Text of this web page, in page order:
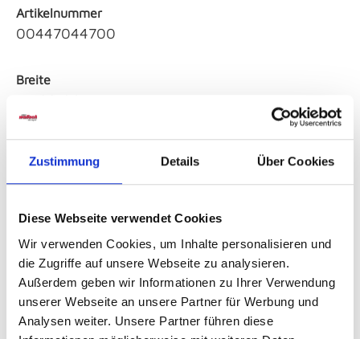
Zustimmung Details Über Cookies
Diese Webseite verwendet Cookies
Wir verwenden Cookies, um Inhalte personalisieren und
die Zugriffe auf unsere Webseite zu analysieren.
Außerdem geben wir Informationen zu Ihrer Verwendung
unserer Webseite an unsere Partner für Werbung und
Analysen weiter. Unsere Partner führen diese
Artikelnummer
00447044700
Breite
ca. 2,50 cm
Farbe
Serie
Uno